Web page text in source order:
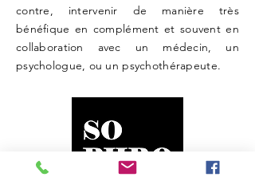
contre, intervenir de manière très
bénéfique en complément et souvent en
collaboration avec un médecin, un
psychologue, ou un psychothérapeute.